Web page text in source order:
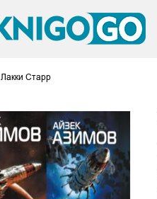
Лакки Старр